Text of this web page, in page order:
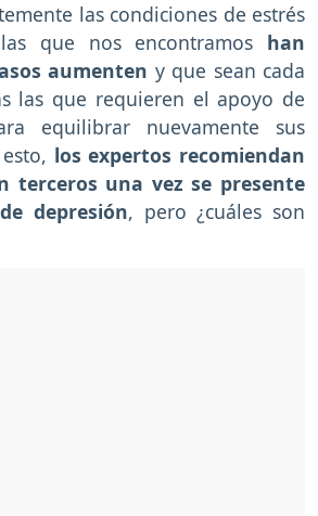
las condiciones de estrés
que nos encontramos han
aumenten y que sean cada
las que requieren el apoyo de
equilibrar nuevamente sus
los expertos recomiendan
terceros una vez se presente
depresión, pero ¿cuáles son